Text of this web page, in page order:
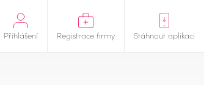
Přihlášení Registrace firmy Stáhnout aplikaci